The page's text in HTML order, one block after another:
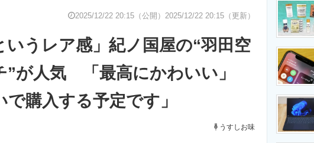
経営リーダーのコミュニティ
IT製品の技術・比較・事例 製造業のIT導入・活用を支援
エネルギーの専門メディア
2025/12/22 20:15（公開） 2025/12/22 20:15（更新）
いうレア感」紀ノ国屋の“羽田空
”が人気 「最高にかわいい」
で購入する予定です」
うすしお味